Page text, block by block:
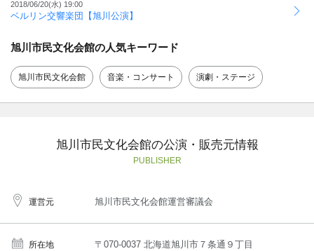
2018/06/20(水) 19:00
ベルリン交響楽団【旭川公演】
旭川市民文化会館の人気キーワード
旭川市民文化会館 音楽・コンサート 演劇・ステージ
旭川市民文化会館の公演・販売元情報
PUBLISHER
運営元 旭川市民文化会館運営審議会
所在地 〒070-0037 北海道旭川市７条通９丁目